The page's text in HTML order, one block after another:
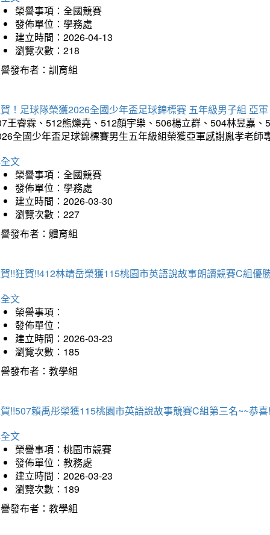
榮譽事項：全國競賽
發佈單位：學務處
建立時間：2026-04-13
瀏覽次數：218
發布者：訓育組
！足球隊榮獲2026全國少年盃足球錦標賽 五年級男子組 亞軍
王睿霖、512熊爍堯、512顏宇樂、506楊立群、504林昱嘉
全國少年盃足球錦標賽男生五年級組榮獲亞軍感謝胤孝老師
文
榮譽事項：全國競賽
發佈單位：學務處
建立時間：2026-03-30
瀏覽次數：227
發布者：體育組
!!狂賀!!412林靖岳榮獲115桃園市英語說故事朗讀競賽C組優
文
榮譽事項：
發佈單位：
建立時間：2026-03-23
瀏覽次數：185
發布者：教學組
!!507賴禹彤榮獲115桃園市英語說故事競賽C組第三名~~恭喜
文
榮譽事項：桃園市競賽
發佈單位：教務處
建立時間：2026-03-23
瀏覽次數：189
發布者：教學組